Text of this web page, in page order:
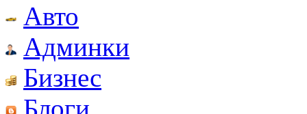
Авто
Админки
Бизнес
Блоги